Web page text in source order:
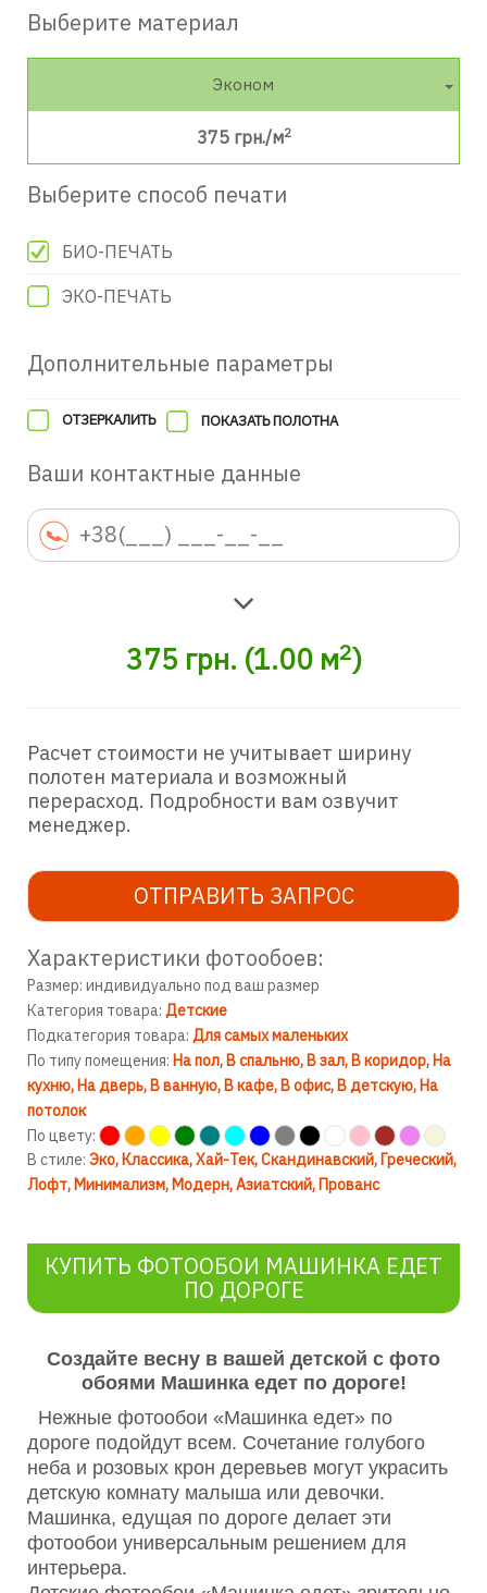
Выберите материал
Эконом
375 грн./м2
Выберите способ печати
БИО-ПЕЧАТЬ
ЭКО-ПЕЧАТЬ
Дополнительные параметры
ОТЗЕРКАЛИТЬ ПОКАЗАТЬ ПОЛОТНА
Ваши контактные данные
375 грн. (1.00м2)
Расчет стоимости не учитывает ширину
полотен материала и возможный
перерасход. Подробности вам озвучит
менеджер.
ОТПРАВИТЬ ЗАПРОС
Характеристики фотообоев:
Размер: индивидуально под ваш размер
Категория товара: Детские
Подкатегория товара: Для самых маленьких
По типу помещения: На пол В спальню В зал В коридор На
кухню На дверь В ванную В кафе В офис В детскую На
потолок
По цвету:
В стиле: Эко Классика Хай-Тек Скандинавский Греческий
Лофт Минимализм Модерн Азиатский Прованс
КУПИТЬ ФОТООБОИ МАШИНКА ЕДЕТ
ПО ДОРОГЕ
Создайте весну в вашей детской с фото
обоями Машинка едет по дороге!
Нежные фотообои «Машинка едет» по
дороге подойдут всем. Сочетание голубого
неба и розовых крон деревьев могут украсить
детскую комнату малыша или девочки.
Машинка, едущая по дороге делает эти
фотообои универсальным решением для
интерьера.